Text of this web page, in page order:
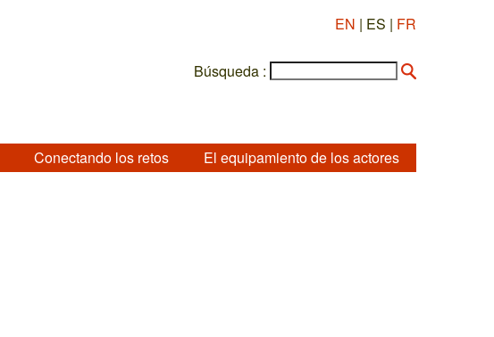
EN | ES | FR
Búsqueda :
Conectando los retos El equipamiento de los actores